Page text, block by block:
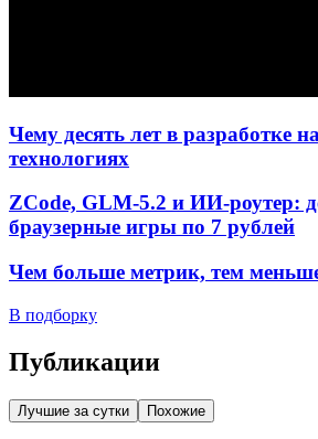
Чему десять лет в разработке
технологиях
ZCode, GLM-5.2 и ИИ-роутер:
браузерные игры по 7 рублей
Чем больше метрик, тем
В подборку
Публикации
Лучшие за сутки Похожие